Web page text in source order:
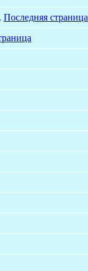
Последняя страница